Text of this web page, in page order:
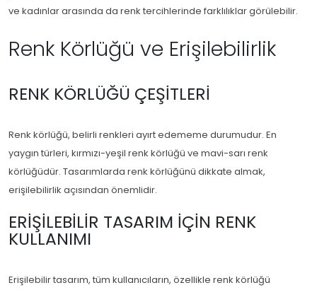
ve kadınlar arasında da renk tercihlerinde farklılıklar görülebilir.
Renk Körlüğü ve Erişilebilirlik
RENK KÖRLÜĞÜ ÇEŞITLERI
Renk körlüğü, belirli renkleri ayırt edememe durumudur. En
yaygın türleri, kırmızı-yeşil renk körlüğü ve mavi-sarı renk
körlüğüdür. Tasarımlarda renk körlüğünü dikkate almak,
erişilebilirlik açısından önemlidir.
ERIŞILEBILIR TASARIM IÇIN RENK
KULLANIMI
Erişilebilir tasarım, tüm kullanıcıların, özellikle renk körlüğü